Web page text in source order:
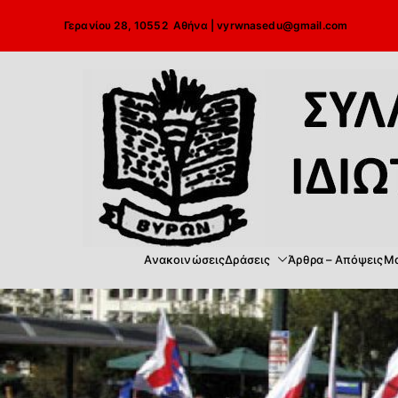
περιεχόμενο
Γερανίου 28, 10552 Αθήνα |vyrwnasedu@gmail.com
ΑνακοινώσειςΔράσεις Άρθρα – Απόψεις